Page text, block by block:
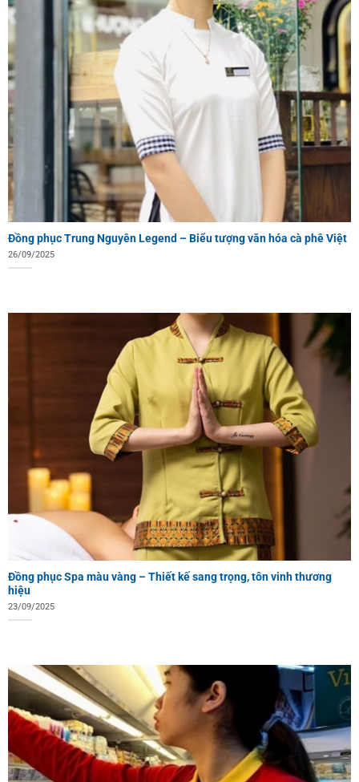
Đồng phục Trung Nguyên Legend – Biểu tượng văn hóa cà phê Việt
26/09/2025
Đồng phục Spa màu vàng – Thiết kế sang trọng, tôn vinh thương
hiệu
23/09/2025